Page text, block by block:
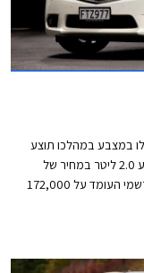
במצבע במהלכו תוצע
הונדה אקורד ברמת אבזור לוקצ'ורי (Luxury) עם מנוע 2.0 ליטר במחיר של
169,900 ₪, הנחה של 3,000 ₪ ממחיר המחירון הרשמי העומד על 172,000